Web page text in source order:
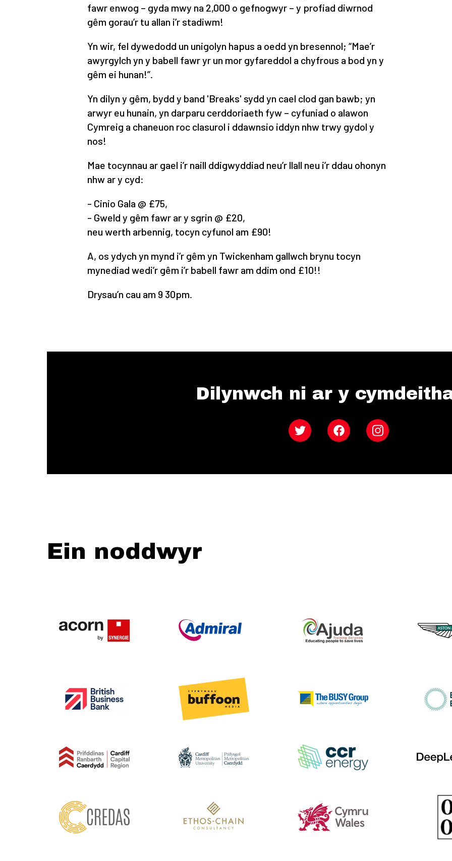
fawr enwog – gyda mwy na 2,000 o gefnogwyr – y profiad diwrnod
gêm gorau’r tu allan i’r stadiwm!
Yn wir, fel dywedodd un unigolyn hapus a oedd yn bresennol; “Mae’r
awyrgylch yn y babell fawr yr un mor gyfareddol a chyfrous a bod yn y
gêm ei hunan!”.
Yn dilyn y gêm, bydd y band 'Breaks' sydd yn cael clod gan bawb; yn
arwyr eu hunain, yn darparu cerddoriaeth fyw – cyfuniad o alawon
Cymreig a chaneuon roc clasurol i ddawnsio iddyn nhw trwy gydol y
nos!
Mae tocynnau ar gael i’r naill ddigwyddiad neu’r llall neu i’r ddau ohonyn
nhw ar y cyd:
- Cinio Gala @ £75,
- Gweld y gêm fawr ar y sgrin @ £20,
neu werth arbennig, tocyn cyfunol am £90!
A, os ydych yn mynd i’r gêm yn Twickenham gallwch brynu tocyn
mynediad wedi’r gêm i’r babell fawr am ddim ond £10!!
Drysau’n cau am 9 30pm.
Dilynwch ni ar y
Twitter Facebook Instagram
Ein noddwyr